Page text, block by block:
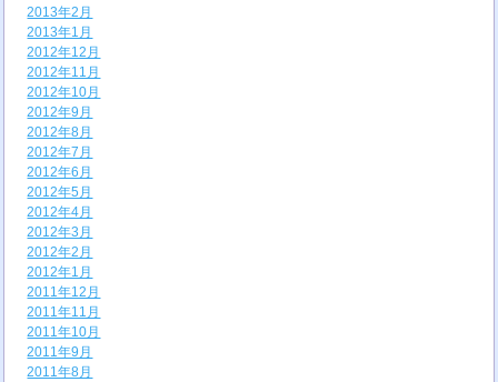
2013年2月
2013年1月
2012年12月
2012年11月
2012年10月
2012年9月
2012年8月
2012年7月
2012年6月
2012年5月
2012年4月
2012年3月
2012年2月
2012年1月
2011年12月
2011年11月
2011年10月
2011年9月
2011年8月